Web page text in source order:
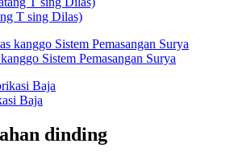
T sing Dilas)
Sistem Pemasangan Surya
Baja
dinding